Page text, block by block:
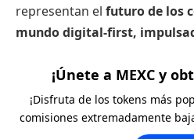
representan el futuro de los
mundo digital-first,
¡Únete a MEXC y
¡Disfruta de los tokens más
comisiones extremadamente